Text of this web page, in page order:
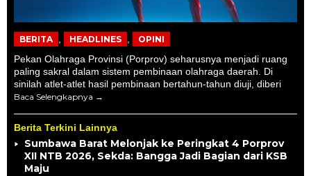
BERITA HEADLINES OPINI
Pekan Olahraga Provinsi (Porprov) seharusnya menjadi ruang
paling sakral dalam sistem pembinaan olahraga daerah. Di
sinilah atlet-atlet hasil pembinaan bertahun-tahun diuji, diberi
Baca Selengkapnya
Berita Terkini Lainnya
Sumbawa Barat Melonjak ke Peringkat 4 Porprov
XII NTB 2026, Sekda: Bangga Jadi Bagian dari KSB
Maju